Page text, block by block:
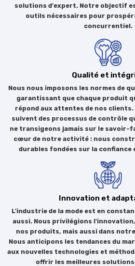
solutions d'expert. Notre objectif
outils nécessaires pour
concurrentiel.
Qualité et
Nous nous imposons les normes de
garantissant que chaque produit
répond aux attentes de nos clients.
suivent des processus de contrôle
ne transigeons jamais sur le savoir-
cœur de notre activité : nous
durables fondées sur la confiance
Innovation et
L'industrie de la mode est en
aussi. Nous privilégions
nos produits, mais aussi dans
Nous anticipons les tendances du
aux nouvelles technologies et
offrir les meilleures